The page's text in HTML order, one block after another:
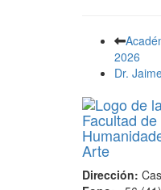
2026
Dr.
Dirección: